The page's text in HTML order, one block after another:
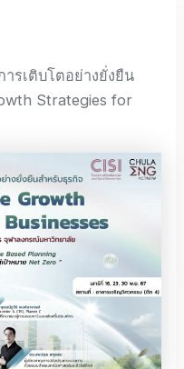
รเติบโตอย่างยั่งยืน
Strategies for